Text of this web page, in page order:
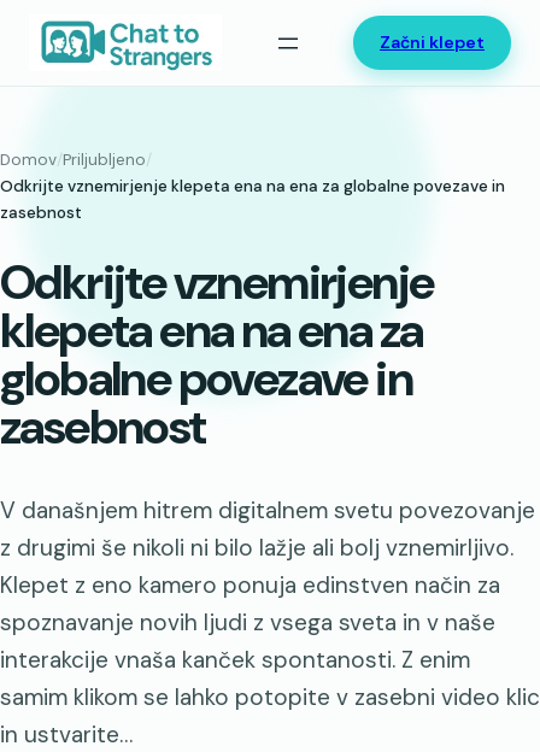
Preskoči
Začni klepet
Domov/Priljubljeno/
Odkrijte vznemirjenje klepeta ena na ena za globalne povezave in
zasebnost
Odkrijte vznemirjenje
klepeta ena na ena za
globalne povezave in
zasebnost
V današnjem hitrem digitalnem svetu povezovanje
z drugimi še nikoli ni bilo lažje ali bolj vznemirljivo.
Klepet z eno kamero ponuja edinstven način za
spoznavanje novih ljudi z vsega sveta in v naše
interakcije vnaša kanček spontanosti. Z enim
samim klikom se lahko potopite v zasebni video klic
in ustvarite…